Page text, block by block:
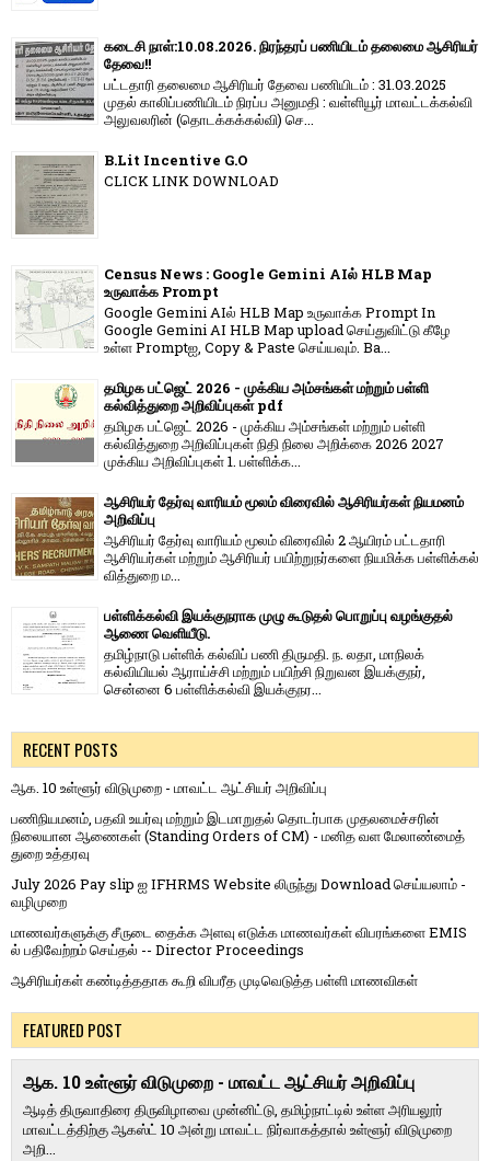
கடைசி நாள்:10.08.2026. நிரந்தரப் பணியிடம் தலைமை ஆசிரியர்
தேவை!!
பட்டதாரி தலைமை ஆசிரியர் தேவை பணியிடம் : 31.03.2025
முதல் காலிப்பணியிடம் நிரப்ப அனுமதி : வள்ளியூர் மாவட்டக்கல்வி
அலுவலரின் (தொடக்கக்கல்வி) செ...
B.Lit Incentive G.O
CLICK LINK DOWNLOAD
Census News : Google Gemini AIல் HLB Map
உருவாக்க Prompt
Google Gemini AIல் HLB Map உருவாக்க Prompt In
Google Gemini AI HLB Map upload செய்துவிட்டு கீழே
உள்ள Promptஐ, Copy & Paste செய்யவும். Ba...
தமிழக பட்ஜெட் 2026 - முக்கிய அம்சங்கள் மற்றும் பள்ளி
கல்வித்துறை அறிவிப்புகள் pdf
தமிழக பட்ஜெட் 2026 - முக்கிய அம்சங்கள் மற்றும் பள்ளி
கல்வித்துறை அறிவிப்புகள் நிதி நிலை அறிக்கை 2026 2027
முக்கிய அறிவிப்புகள் 1. பள்ளிக்க...
ஆசிரியர் தேர்வு வாரியம் மூலம் விரைவில் ஆசிரியர்கள் நியமனம்
அறிவிப்பு
ஆசிரியர் தேர்வு வாரி​யம் மூலம் விரை​வில் 2 ஆயிரம் பட்​ட​தாரி
ஆசிரியர்​கள் மற்​றும் ஆசிரியர் பயிற்றுநர்​களை நியமிக்க பள்​ளிக்​கல்​
வித்​துறை ம...
பள்ளிக்கல்வி இயக்குநராக முழு கூடுதல் பொறுப்பு வழங்குதல்
ஆணை வெளியீடு.
தமிழ்நாடு பள்ளிக் கல்விப் பணி திருமதி. ந. லதா, மாநிலக்
கல்வியியல் ஆராய்ச்சி மற்றும் பயிற்சி நிறுவன இயக்குநர்,
சென்னை 6 பள்ளிக்கல்வி இயக்குநர...
RECENT POSTS
ஆக. 10 உள்ளூர் விடுமுறை - மாவட்ட ஆட்சியர் அறிவிப்பு
பணிநியமனம், பதவி உயர்வு மற்றும் இடமாறுதல் தொடர்பாக முதலமைச்சரின்
நிலையான ஆணைகள் (Standing Orders of CM) - மனித வள மேலாண்மைத்
துறை உத்தரவு
July 2026 Pay slip ஐ IFHRMS Website லிருந்து Download செய்யலாம் -
வழிமுறை
மாணவர்களுக்கு சீருடை தைக்க அளவு எடுக்க மாணவர்கள் விபரங்களை EMIS
ல் பதிவேற்றம் செய்தல் -- Director Proceedings
ஆசிரியர்கள் கண்டித்ததாக கூறி விபரீத முடிவெடுத்த பள்ளி மாணவிகள்
FEATURED POST
ஆக. 10 உள்ளூர் விடுமுறை - மாவட்ட ஆட்சியர் அறிவிப்பு
ஆடித் திருவாதிரை திருவிழாவை முன்னிட்டு, தமிழ்நாட்டில் உள்ள அரியலூர்
மாவட்டத்திற்கு ஆகஸ்ட் 10 அன்று மாவட்ட நிர்வாகத்தால் உள்ளூர் விடுமுறை
அறி...